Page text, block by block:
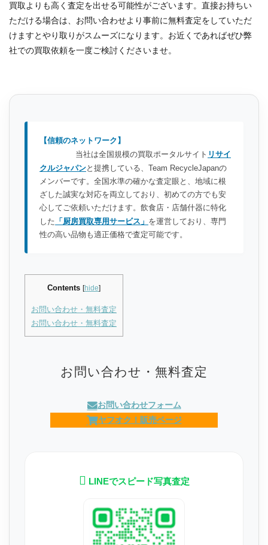
買取よりも高く査定を出せる可能性がございます。直接お持ちい
ただける場合は、お問い合わせより事前に無料査定をしていただ
けますとやり取りがスムーズになります。お近くであればぜひ弊
社での買取依頼を一度ご検討くださいませ。
【信頼のネットワーク】
当社は全国規模の買取ポータルサイト リサイ
クルジャパンと提携している、Team RecycleJapanの
メンバーです。全国水準の確かな査定眼と、地域に根
ざした誠実な対応を両立しており、初めての方でも安
心してご依頼いただけます。飲食店・店舗什器に特化
した 「厨房買取専用サービス」 を運営しており、専門
性の高い品物も適正価格で査定可能です。
Contents [hide]
お問い合わせ・無料査定
お問い合わせ・無料査定
お問い合わせ・無料査定
お問い合わせフォーム
ヤフオク！販売ページ
LINEでスピード写真査定